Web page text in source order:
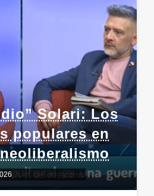
Solari: Los
populares en